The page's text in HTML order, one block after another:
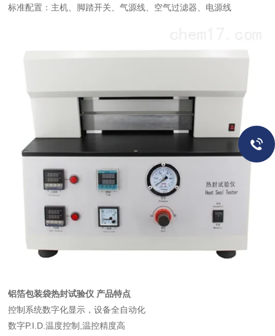
标准配置：主机、脚踏开关、气源线、空气过滤器、电源线
铝箔包装袋热封试验仪 产品特点
控制系统数字化显示，设备全自动化
数字P.I.D.温度控制,温控精度高